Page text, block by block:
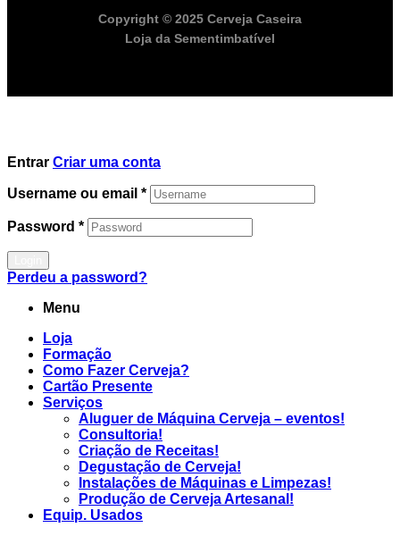
Copyright © 2025 Cerveja Caseira
Loja da Sementimbatível
Entrar Criar uma conta
Username ou email *
Password *
Perdeu a password?
Menu
Loja
Formação
Como Fazer Cerveja?
Cartão Presente
Serviços
Aluguer de Máquina Cerveja – eventos!
Consultoria!
Criação de Receitas!
Degustação de Cerveja!
Instalações de Máquinas e Limpezas!
Produção de Cerveja Artesanal!
Equip. Usados